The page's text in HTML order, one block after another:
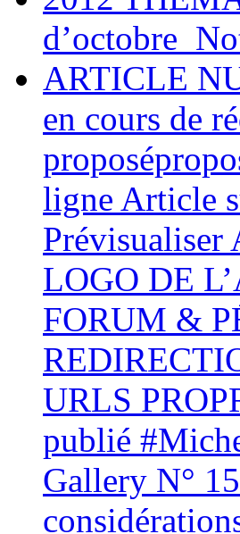
ARTICLE
en cours de
ligne Article
Prévisualiser
LOGO DE
FORUM &
URLS
publié
Gallery N°